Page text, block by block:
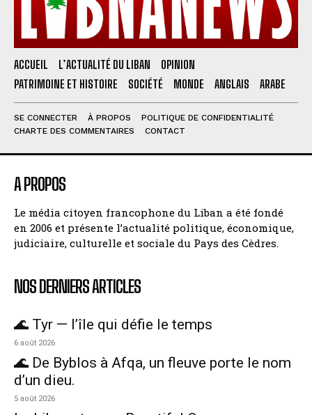
ACCUEIL L’ACTUALITÉ DU LIBAN
OPINION
PATRIMOINE ET HISTOIRE
SOCIÉTÉ MONDE ANGLAIS ARABE
SE CONNECTER À PROPOS
POLITIQUE DE CONFIDENTIALITÉ
CHARTE DES COMMENTAIRES
CONTACT
A PROPOS
Le média citoyen francophone du Liban a été fondé
en 2006 et présente l’actualité politique, économique,
judiciaire, culturelle et sociale du Pays des Cèdres.
NOS DERNIERS ARTICLES
🌊 Tyr — l’île qui défie le temps
6 août 2026
🌊 De Byblos à Afqa, un fleuve porte le nom
d’un dieu.
5 août 2026